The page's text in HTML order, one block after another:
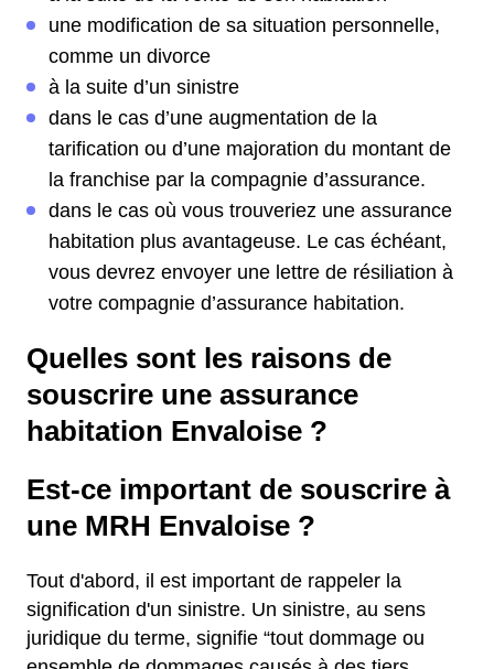
une modification de sa situation personnelle,
comme un divorce
à la suite d’un sinistre
dans le cas d’une augmentation de la
tarification ou d’une majoration du montant de
la franchise par la compagnie d’assurance.
dans le cas où vous trouveriez une assurance
habitation plus avantageuse. Le cas échéant,
vous devrez envoyer une lettre de résiliation à
votre compagnie d’assurance habitation.
Quelles sont les raisons de
souscrire une assurance
habitation Envaloise ?
Est-ce important de souscrire à
une MRH Envaloise ?
Tout d'abord, il est important de rappeler la
signification d'un sinistre. Un sinistre, au sens
juridique du terme, signifie “tout dommage ou